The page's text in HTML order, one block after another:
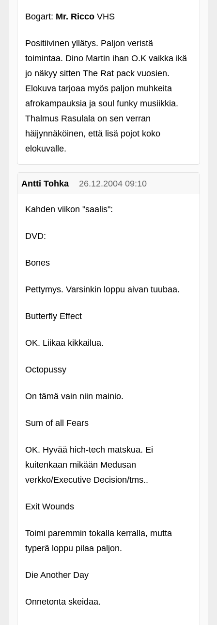
Bogart: Mr. Ricco VHS
Positiivinen yllätys. Paljon veristä
toimintaa. Dino Martin ihan O.K vaikka ikä
jo näkyy sitten The Rat pack vuosien.
Elokuva tarjoaa myös paljon muhkeita
afrokampauksia ja soul funky musiikkia.
Thalmus Rasulala on sen verran
häijynnäköinen, että lisä pojot koko
elokuvalle.
Antti Tohka 26.12.2004 09:10
Kahden viikon "saalis":
DVD:
Bones
Pettymys. Varsinkin loppu aivan tuubaa.
Butterfly Effect
OK. Liikaa kikkailua.
Octopussy
On tämä vain niin mainio.
Sum of all Fears
OK. Hyvää hich-tech matskua. Ei
kuitenkaan mikään Medusan
verkko/Executive Decision/tms..
Exit Wounds
Toimi paremmin tokalla kerralla, mutta
typerä loppu pilaa paljon.
Die Another Day
Onnetonta skeidaa.